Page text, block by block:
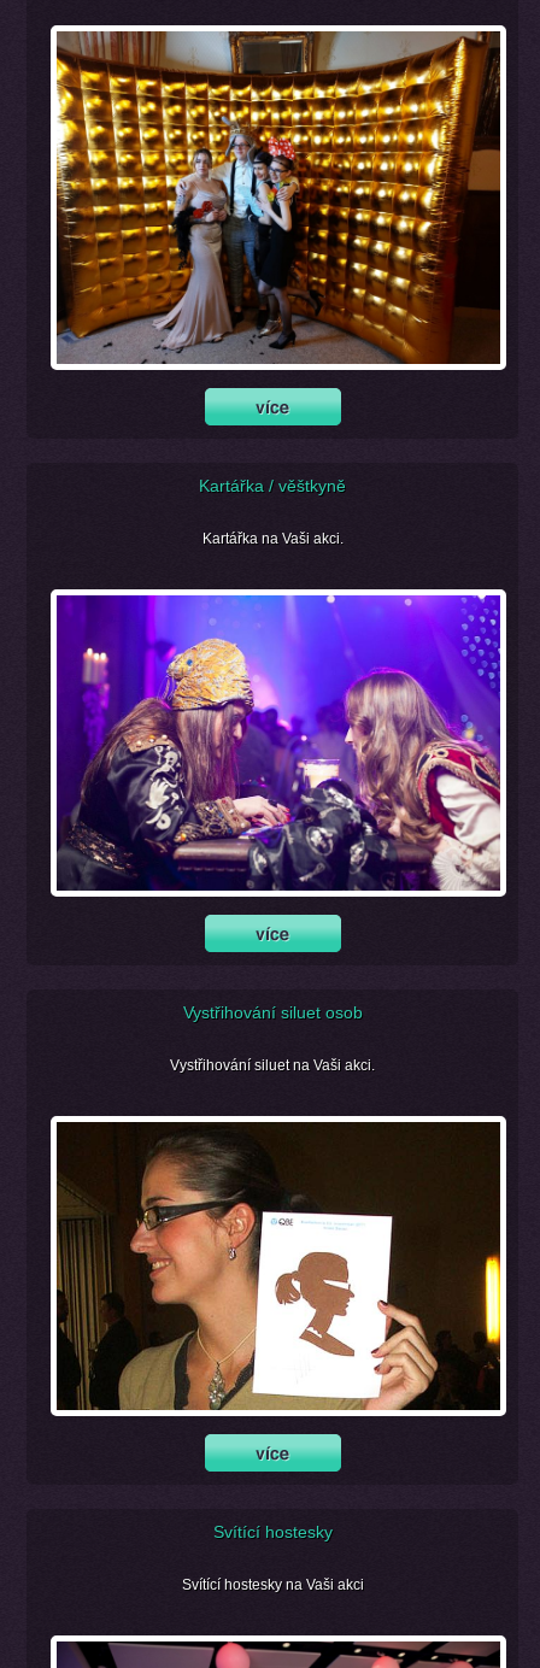
Kartářka / věštkyně
Kartářka na Vaši akci.
Vystřihování siluet osob
Vystřihování siluet na Vaši akci.
Svítící hostesky
Svítící hostesky na Vaši akci